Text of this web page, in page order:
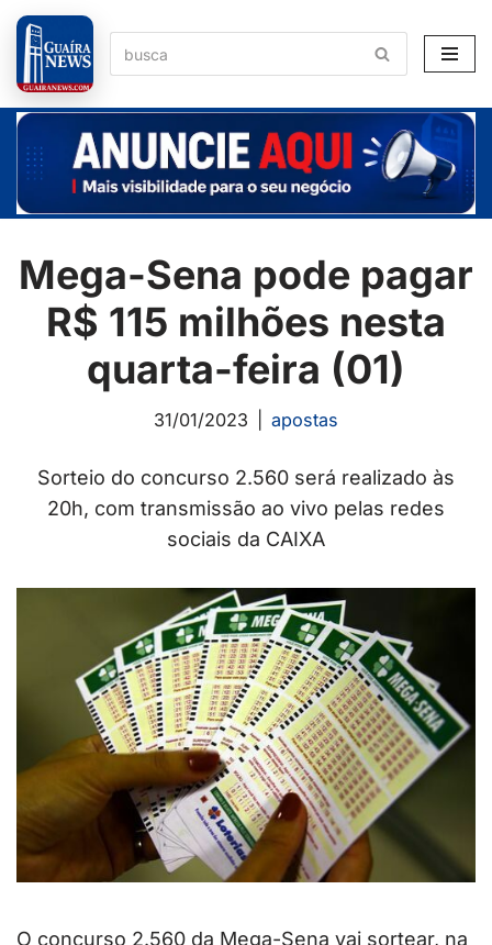
Pular
para
o
conteúdo
Mega-Sena pode pagar
R$ 115 milhões nesta
quarta-feira (01)
31/01/2023 apostas
Sorteio do concurso 2.560 será realizado às
20h, com transmissão ao vivo pelas redes
sociais da CAIXA
O concurso 2.560 da Mega-Sena vai sortear, na